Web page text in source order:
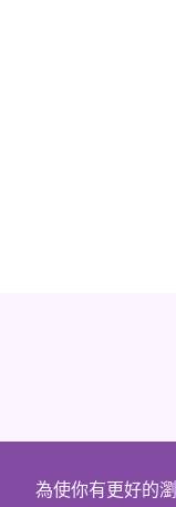
為使你有更好的